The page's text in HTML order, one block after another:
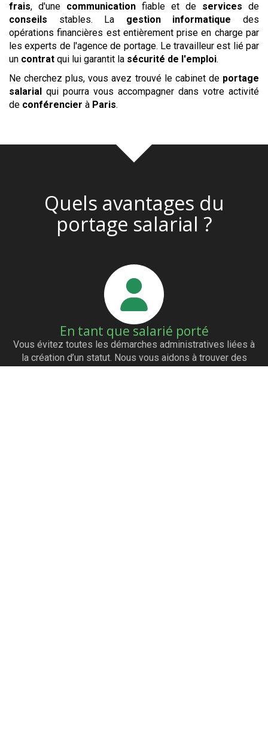
frais, d'une communication fiable et de services de
conseils stables. La gestion informatique des
opérations financières est entièrement prise en charge par
les experts de l'agence de portage. Le travailleur est lié par
un contrat qui lui garantit la sécurité de l'emploi.
Ne cherchez plus, vous avez trouvé le cabinet de portage
salarial qui pourra vous accompagner dans votre activité
de conférencier à Paris.
Quels avantages du
portage salarial ?
En tant que salarié porté
Vous évitez toutes les démarches administratives liées à
la création d’un statut. Nous vous aidons à trouver des